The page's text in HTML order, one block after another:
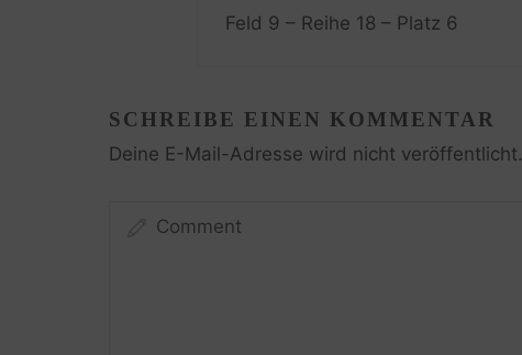
Feld 9 – Reihe 18 – Platz 6
SCHREIBE EINEN KOMMENTAR
Deine E-Mail-Adresse wird nicht veröffentlicht.